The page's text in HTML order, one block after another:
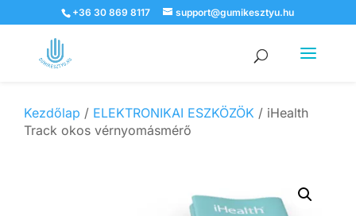
+36 30 869 8117 support@gumikesztyu.hu
Products
search
Kezdőlap / ELEKTRONIKAI ESZKÖZÖK / iHealth
Track okos vérnyomásmérő